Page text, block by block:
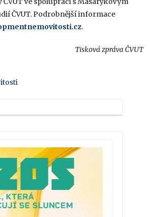
ČVUT. Podrobnější informace
.
Tisková zpráva ČVUT